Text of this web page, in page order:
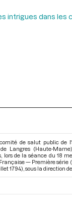
intrigues dans les
de salut public de
Langres (Haute-
lors de la séance du 18
— Première série
1794) , sous la direction